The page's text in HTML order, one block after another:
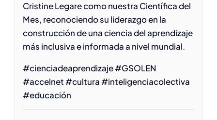
Cristine Legare como nuestra Científica del
Mes, reconociendo su liderazgo en la
construcción de una ciencia del aprendizaje
más inclusiva e informada a nivel mundial.
#cienciadeaprendizaje #GSOLEN
#accelnet #cultura #inteligenciacolectiva
#educación